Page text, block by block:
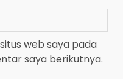
web saya pada
saya berikutnya.